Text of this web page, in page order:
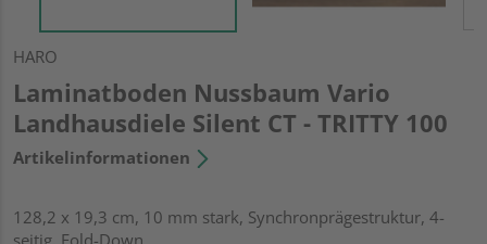
HARO
Laminatboden Nussbaum Vario
Landhausdiele Silent CT - TRITTY 100
Artikelinformationen
128,2 x 19,3 cm, 10 mm stark, Synchronprägestruktur, 4-
seitig, Fold-Down